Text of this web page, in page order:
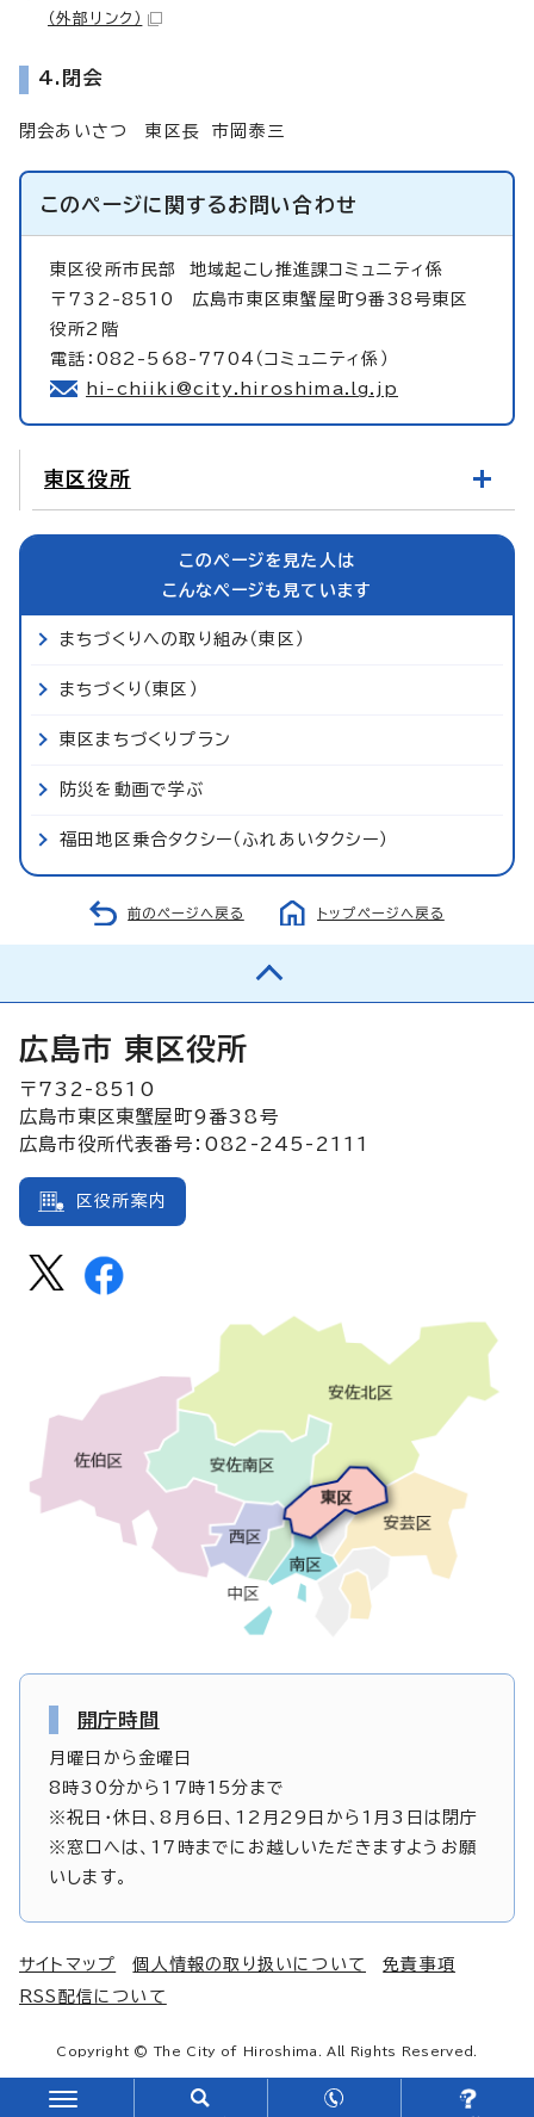
（外部リンク）
4.閉会
閉会あいさつ 東区長 市岡泰三
このページに関するお問い合わせ
東区役所市民部 地域起こし推進課コミュニティ係
〒732-8510 広島市東区東蟹屋町9番38号東区
役所2階
電話：082-568-7704（コミュニティ係）
hi-chiiki@city.hiroshima.lg.jp
東区役所
このページを見た人は
こんなページも見ています
まちづくりへの取り組み（東区）
まちづくり（東区）
東区まちづくりプラン
防災を動画で学ぶ
福田地区乗合タクシー（ふれあいタクシー）
前のページへ戻る トップページへ戻る
広島市 東区役所
〒732-8510
広島市東区東蟹屋町9番38号
広島市役所代表番号：082-245-2111
区役所案内
開庁時間
月曜日から金曜日
8時30分から17時15分まで
※祝日・休日、8月6日、12月29日から1月3日は閉庁
※窓口へは、17時までにお越しいただきますようお願
いします。
サイトマップ 個人情報の取り扱いについて
免責事項
RSS配信について
Copyright © The City of Hiroshima. All Rights Reserved.